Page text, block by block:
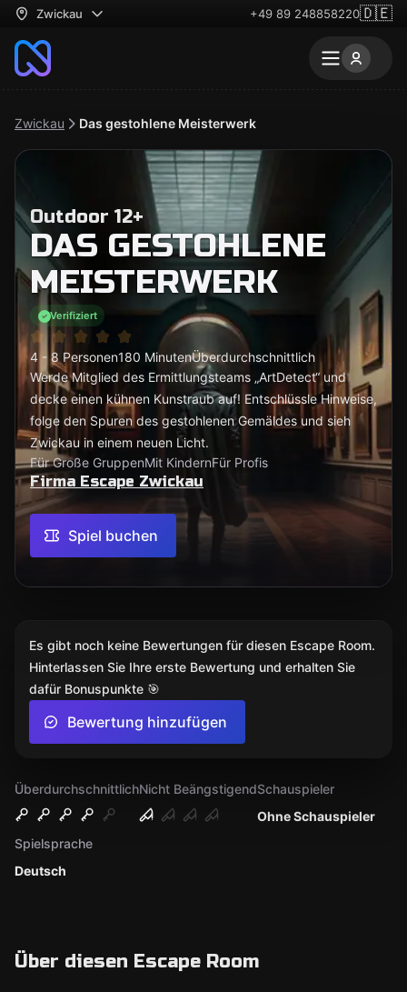
Zwickau +49 89 248858220🇩🇪
Zwickau Das gestohlene Meisterwerk
Outdoor 12+
DAS GESTOHLENE
MEISTERWERK
Verifiziert
4 - 8 Personen180 MinutenÜberdurchschnittlich
Werde Mitglied des Ermittlungsteams „ArtDetect“ und
decke einen kühnen Kunstraub auf! Entschlüssle Hinweise,
folge den Spuren des gestohlenen Gemäldes und sieh
Zwickau in einem neuen Licht.
Für Große GruppenMit KindernFür Profis
Firma Escape Zwickau
Spiel buchen
ÜberdurchschnittlichNicht Beängstigend
Ohne Schauspieler
Schauspieler
Deutsch
Spielsprache
Über diesen Escape Room
Es gibt noch keine Bewertungen für diesen Escape Room.
Hinterlassen Sie Ihre erste Bewertung und erhalten Sie
dafür Bonuspunkte 🎯
Bewertung hinzufügen